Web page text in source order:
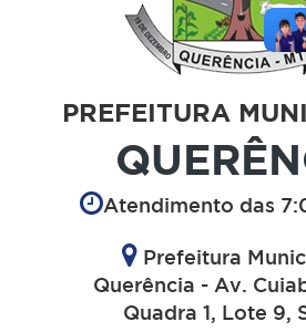
PREFEITURA
Atendimento das
Prefeitura
Querência - Av.
Quadra 1, Lote 9,